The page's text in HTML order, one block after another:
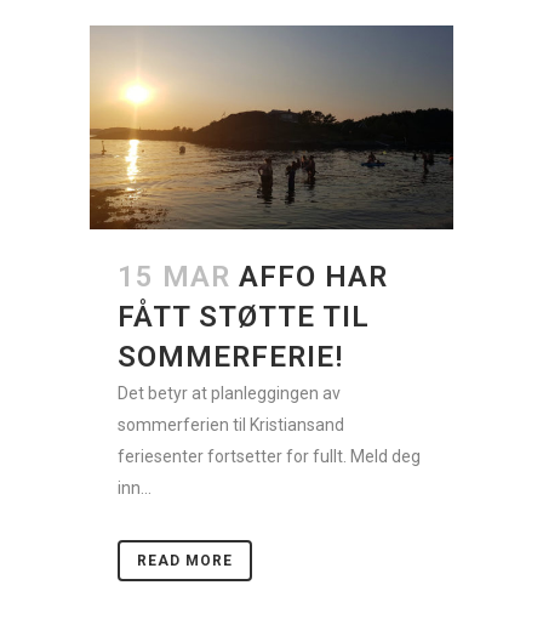
15 MAR AFFO HAR
FÅTT STØTTE TIL
SOMMERFERIE!
Det betyr at planleggingen av
sommerferien til Kristiansand
feriesenter fortsetter for fullt. Meld deg
inn...
READ MORE